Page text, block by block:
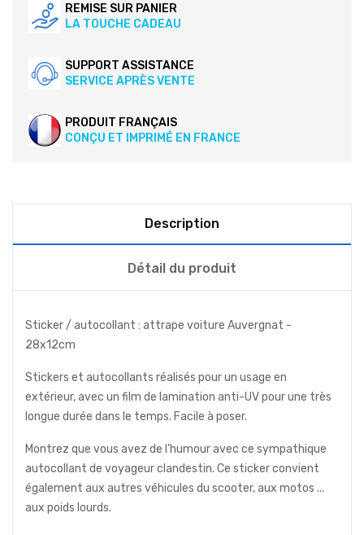
REMISE SUR PANIER
LA TOUCHE CADEAU
SUPPORT ASSISTANCE
SERVICE APRÈS VENTE
PRODUIT FRANÇAIS
CONÇU ET IMPRIMÉ EN FRANCE
Description
Détail du produit
Sticker / autocollant : attrape voiture Auvergnat -
28x12cm
Stickers et autocollants réalisés pour un usage en
extérieur, avec un film de lamination anti-UV pour une très
longue durée dans le temps. Facile à poser.
Montrez que vous avez de l'humour avec ce sympathique
autocollant de voyageur clandestin. Ce sticker convient
également aux autres véhicules du scooter, aux motos ...
aux poids lourds.